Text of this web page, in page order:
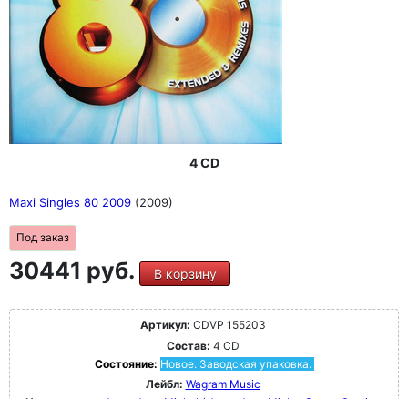
4 CD
Maxi Singles 80 2009 (2009)
Под заказ
30441 руб. В корзину
Артикул: CDVP 155203
Состав: 4 CD
Состояние: Новое. Заводская упаковка.
Лейбл: Wagram Music